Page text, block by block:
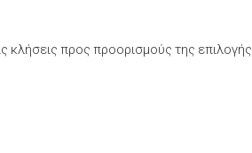
προς προορισμούς της